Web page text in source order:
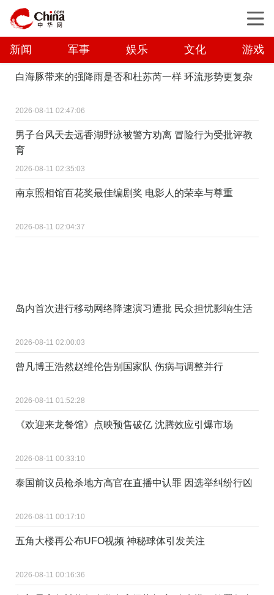
新闻 军事 娱乐 文化 游戏
白海豚带来的强降雨是否和杜苏芮一样 环流形势更复杂
2026-08-11 02:47:06
男子台风天去远香湖野泳被警方劝离 冒险行为受批评教
育
2026-08-11 02:35:03
南京照相馆百花奖最佳编剧奖 电影人的荣幸与尊重
2026-08-11 02:04:37
岛内首次进行移动网络降速演习遭批 民众担忧影响生活
2026-08-11 02:00:03
曾凡博王浩然赵维伦告别国家队 伤病与调整并行
2026-08-11 01:52:28
《欢迎来龙餐馆》点映预售破亿 沈腾效应引爆市场
2026-08-11 00:33:10
泰国前议员枪杀地方高官在直播中认罪 因选举纠纷行凶
2026-08-11 00:17:10
五角大楼再公布UFO视频 神秘球体引发关注
2026-08-11 00:16:36